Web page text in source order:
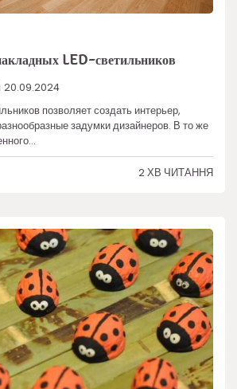
LED-светильников
20.09.2024
позволяет создать интерьер,
задумки дизайнеров. В то же
2 ХВ ЧИТАННЯ